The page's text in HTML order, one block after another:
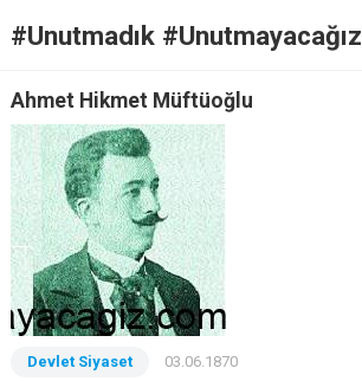
#Unutmadık #Unutmayacağız
Ahmet Hikmet Müftüoğlu
Devlet Siyaset 03.06.1870